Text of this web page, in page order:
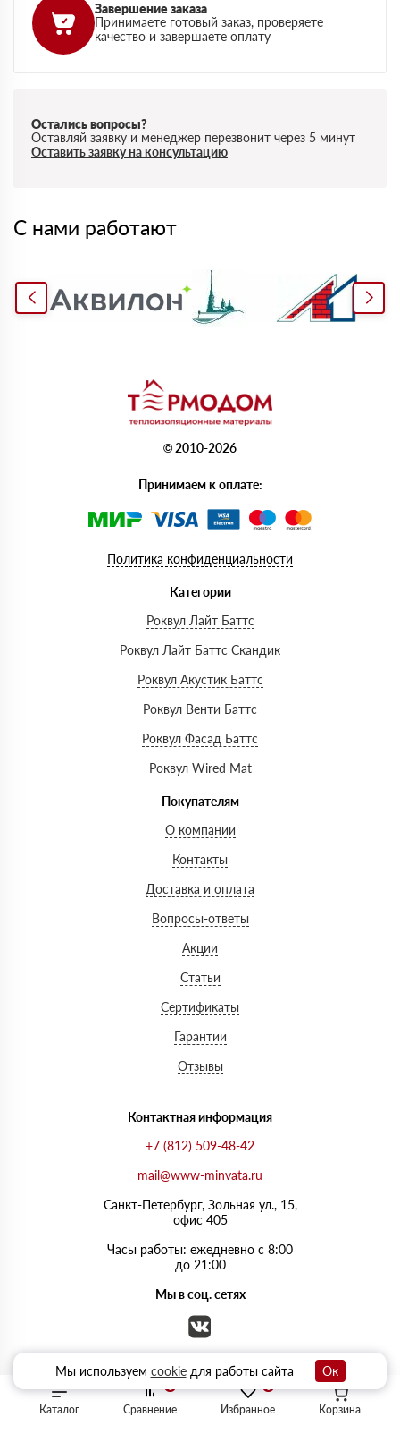
Каталог Избранное
Сравнение Корзина
Завершение заказа
Принимаете готовый заказ, проверяете
качество и завершаете оплату
Остались вопросы?
Оставляй заявку и менеджер перезвонит через 5 минут
Оставить заявку на консультацию
С нами работают
© 2010-2026
Принимаем к оплате:
Политика конфиденциальности
Категории
Роквул Лайт Баттс
Роквул Лайт Баттс Скандик
Роквул Акустик Баттс
Роквул Венти Баттс
Роквул Фасад Баттс
Роквул Wired Mat
Покупателям
О компании
Контакты
Доставка и оплата
Вопросы-ответы
Акции
Статьи
Сертификаты
Гарантии
Отзывы
Контактная информация
+7 (812) 509-48-42
mail@www-minvata.ru
Санкт-Петербург, Зольная ул., 15,
офис 405
Часы работы: ежедневно с 8:00
до 21:00
Мы в соц. сетях
Мы используем cookieдля работы сайта Ок